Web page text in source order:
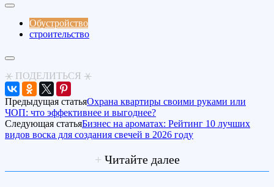
Обустройство
строительство
⚹ ПОДЕЛИТЬСЯ ⚹
Предыдущая статьяОхрана квартиры своими руками или
ЧОП: что эффективнее и выгоднее?
Следующая статьяБизнес на ароматах: Рейтинг 10 лучших
видов воска для создания свечей в 2026 году
+ Читайте далее